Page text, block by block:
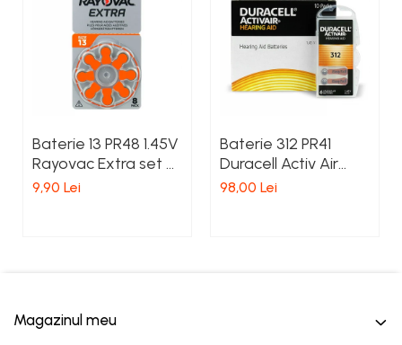
Baterie 13 PR48 1.45V
Rayovac Extra set 8
buc.
9,90 Lei
Baterie 312 PR41
Duracell Activ Air
1.45V Zinc-Aer Set
98,00 Lei
Magazinul meu